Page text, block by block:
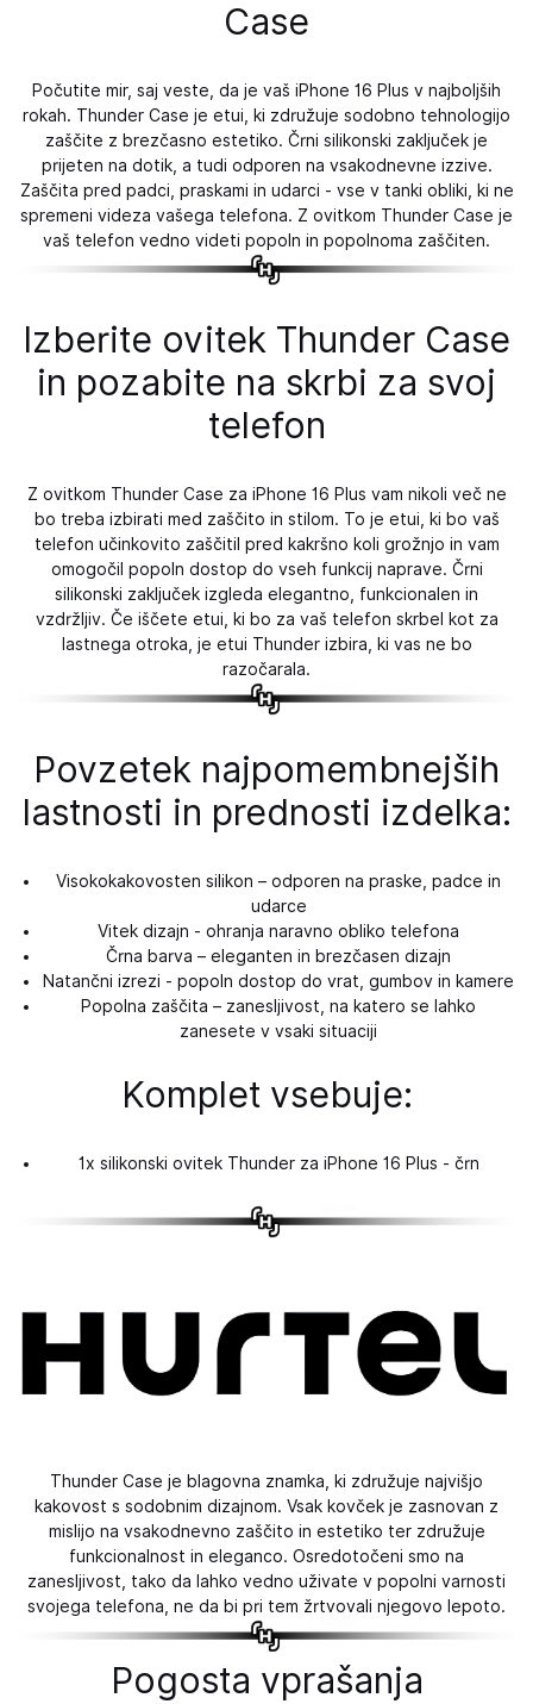
Case
Počutite mir, saj veste, da je vaš iPhone 16 Plus v najboljših
rokah. Thunder Case je etui, ki združuje sodobno tehnologijo
zaščite z brezčasno estetiko. Črni silikonski zaključek je
prijeten na dotik, a tudi odporen na vsakodnevne izzive.
Zaščita pred padci, praskami in udarci - vse v tanki obliki, ki ne
spremeni videza vašega telefona. Z ovitkom Thunder Case je
vaš telefon vedno videti popoln in popolnoma zaščiten.
Izberite ovitek Thunder Case
in pozabite na skrbi za svoj
telefon
Z ovitkom Thunder Case za iPhone 16 Plus vam nikoli več ne
bo treba izbirati med zaščito in stilom. To je etui, ki bo vaš
telefon učinkovito zaščitil pred kakršno koli grožnjo in vam
omogočil popoln dostop do vseh funkcij naprave. Črni
silikonski zaključek izgleda elegantno, funkcionalen in
vzdržljiv. Če iščete etui, ki bo za vaš telefon skrbel kot za
lastnega otroka, je etui Thunder izbira, ki vas ne bo
razočarala.
Povzetek najpomembnejših
lastnosti in prednosti izdelka:
Visokokakovosten silikon – odporen na praske, padce in
udarce
Vitek dizajn - ohranja naravno obliko telefona
Črna barva – eleganten in brezčasen dizajn
Natančni izrezi - popoln dostop do vrat, gumbov in kamere
Popolna zaščita – zanesljivost, na katero se lahko
zanesete v vsaki situaciji
Komplet vsebuje:
1x silikonski ovitek Thunder za iPhone 16 Plus - črn
Thunder Case je blagovna znamka, ki združuje najvišjo
kakovost s sodobnim dizajnom. Vsak kovček je zasnovan z
mislijo na vsakodnevno zaščito in estetiko ter združuje
funkcionalnost in eleganco. Osredotočeni smo na
zanesljivost, tako da lahko vedno uživate v popolni varnosti
svojega telefona, ne da bi pri tem žrtvovali njegovo lepoto.
Pogosta vprašanja